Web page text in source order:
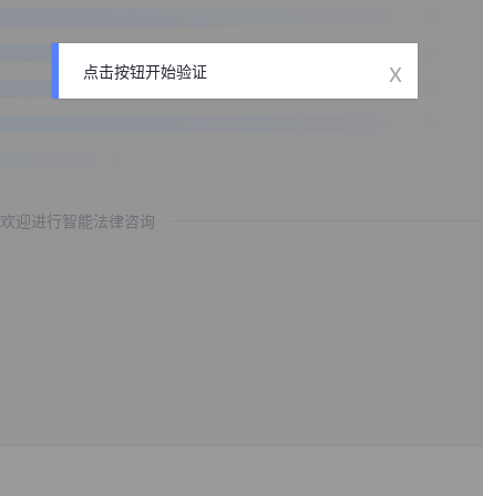
欢迎进行智能法律咨询
点击按钮开始验证 x